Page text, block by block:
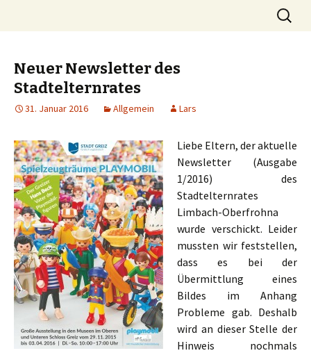
Oberfrohna
Suchen
nach:
Neuer Newsletter des
Stadtelternrates
31. Januar 2016 Allgemein Lars
Liebe Eltern, der aktuelle
Newsletter (Ausgabe
1/2016) des
Stadtelternrates
Limbach-Oberfrohna
wurde verschickt. Leider
mussten wir feststellen,
dass es bei der
Übermittlung eines
Bildes im Anhang
Probleme gab. Deshalb
wird an dieser Stelle der
Hinweis nochmals